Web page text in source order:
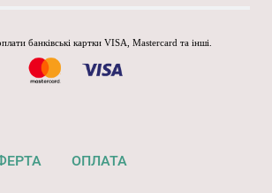
банківські картки VISA, Mastercard та інші.
ОПЛАТА